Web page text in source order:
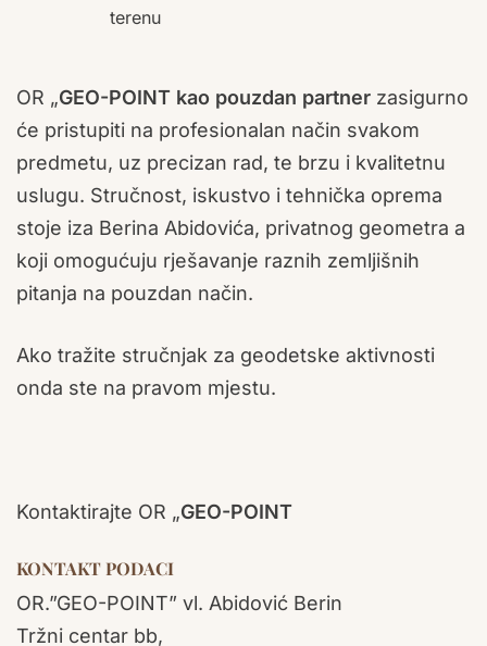
terenu
OR „GEO-POINT kao pouzdan partner zasigurno
će pristupiti na profesionalan način svakom
predmetu, uz precizan rad, te brzu i kvalitetnu
uslugu. Stručnost, iskustvo i tehnička oprema
stoje iza Berina Abidovića, privatnog geometra a
koji omogućuju rješavanje raznih zemljišnih
pitanja na pouzdan način.
Ako tražite stručnjak za geodetske aktivnosti
onda ste na pravom mjestu.
Kontaktirajte OR „GEO-POINT
KONTAKT PODACI
OR.”GEO-POINT” vl. Abidović Berin
Tržni centar bb,